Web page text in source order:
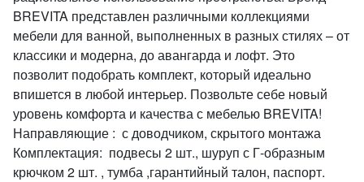
BREVITA представлен различными коллекциями
мебели для ванной, выполненных в разных стилях – от
классики и модерна, до авангарда и лофт. Это
позволит подобрать комплект, который идеально
впишется в любой интерьер. Позвольте себе новый
уровень комфорта и качества с мебелью BREVITA!
Направляющие : с доводчиком, скрытого монтажа
Комплектация: подвесы 2 шт., шуруп с Г-образным
крючком 2 шт. , тумба ,гарантийный талон, паспорт.